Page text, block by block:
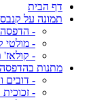
דף הבית
תמונה על קנבס
-
- מולטי
- קולאז'
מתנות
- דובים
- זכוכית